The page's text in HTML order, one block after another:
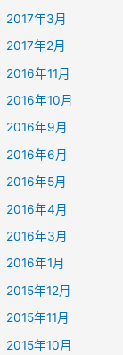
2017年3月
2017年2月
2016年11月
2016年10月
2016年9月
2016年6月
2016年5月
2016年4月
2016年3月
2016年1月
2015年12月
2015年11月
2015年10月